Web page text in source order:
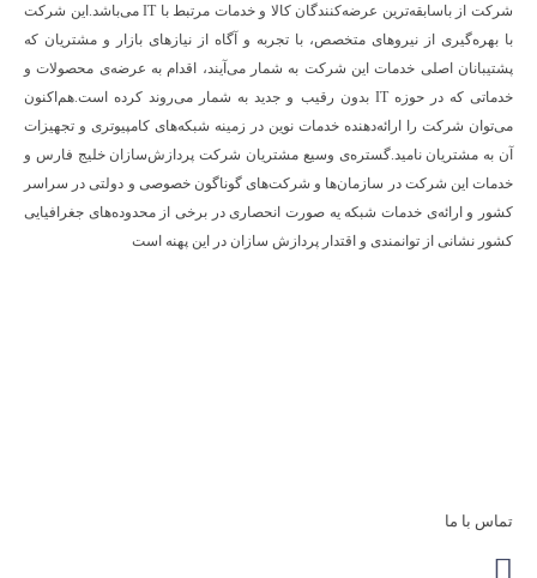
شرکت از باسابقه‌ترین عرضه‌کنندگان کالا و خدمات مرتبط با IT می‌باشد.این شرکت
با بهره‌گیری از نیروهای متخصص، با تجربه و آگاه از نیازهای بازار و مشتریان که
پشتیبانان اصلی خدمات این شرکت به شمار می‌آیند، اقدام به عرضه‌‌ی محصولات و
خدماتی که در حوزه IT بدون رقیب و جدید به شمار می‌روند کرده است.هم‌اکنون
می‌توان شرکت را ارائه‌دهنده خدمات نوین در زمینه شبکه‌های کامپیوتری و تجهیزات
آن به مشتریان نامید.گستره‌ی وسیع مشتریان شرکت پردازش‌سازان خلیج فارس و
خدمات این شرکت در سازمان‌ها و شرکت‌های گوناگون خصوصی و دولتی در سراسر
کشور و ارائه‌ی خدمات شبکه یه صورت انحصاری در برخی از محدوده‌های جغرافیایی
کشور نشانی از توانمندی و اقتدار پردازش سازان در این پهنه است
تماس با ما